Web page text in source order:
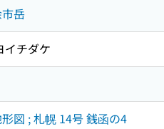
岳
イチダケ
図 ; 札幌 14号 銭函の4